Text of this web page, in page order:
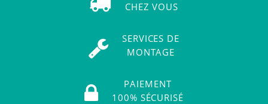
CHEZ VOUS
SERVICES DE
MONTAGE
PAIEMENT
100% SÉCURISÉ